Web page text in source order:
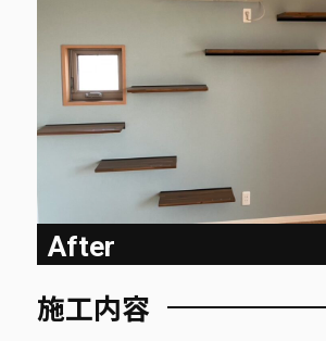
After
施工内容